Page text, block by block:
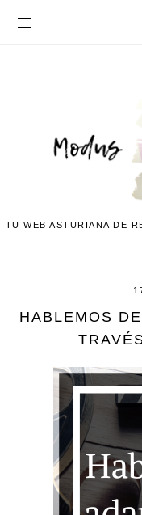
TU WEB ASTURIANA DE
HABLEMOS